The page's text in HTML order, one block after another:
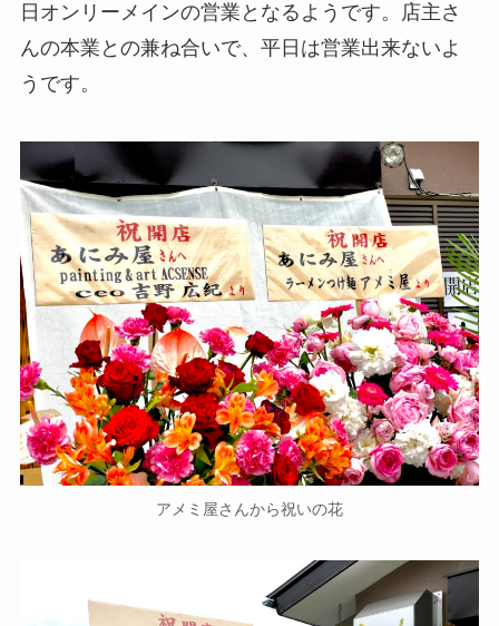
日オンリーメインの営業となるようです。店主さ
んの本業との兼ね合いで、平日は営業出来ないよ
うです。
アメミ屋さんから祝いの花